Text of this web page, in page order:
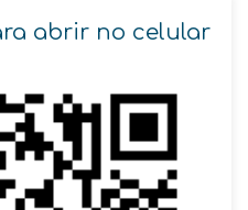
abrir no celular